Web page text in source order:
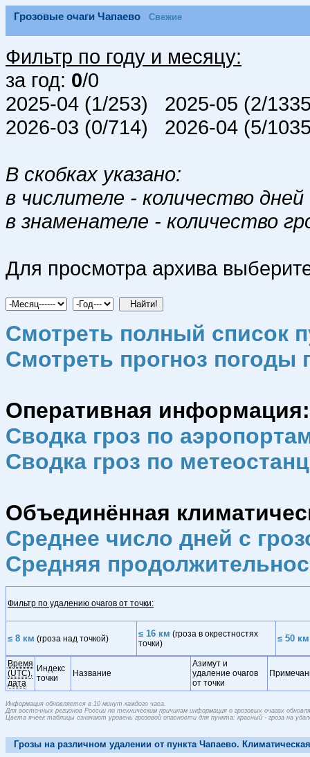
Грозовые очаги Чапаево Свежие
Фильтр по году и месяцу:
за год: 0/0
2025-04 (1/253) 2025-05 (2/
2026-03 (0/714) 2026-04 (5/
В скобках указано:
в числителе - количество
в знаменателе - количество
Для просмотра архива
Смотреть полный список
Смотреть прогноз погоды
Оперативная информация:
Сводка гроз по
Сводка гроз по
Объединённая
Среднее число дней с
Средняя
Фильтр по удалению очагов от точки:
≤ 8 км (гроза над точкой) ≤ 16 км (гроза в окрестностях
точки)
≤ 50 км
Время
(UTC),
дата
Индекс
точки
Название
Азимут и
удаление очагов
от точки
Информация обновляется в 10 минут каждого часа.
Для восточных регионов России по техническим причинам информация о грозовых очагах
Цвета ячеек таблицы означают уровень грозовой опасности для пункта: красный - гроза на
Грозы на различном удалении от пункта Чапаево.